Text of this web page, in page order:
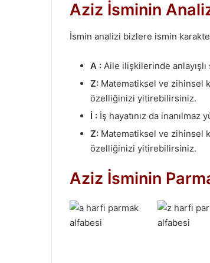
Aziz İsminin
İsmin analizi bizlere ismin
A : Aile ilişkilerinde
Z: Matematiksel ve zihinsel
özelliğinizi yitirebilirsiniz.
İ : İş hayatınız da inanılmaz
Z: Matematiksel ve zihinsel
özelliğinizi yitirebilirsiniz.
Aziz İsminin